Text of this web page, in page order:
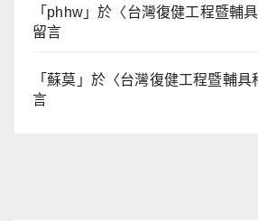
「 phhw 」於〈台灣復健工程暨輔
留言
「蘇莫 」於〈台灣復健工程暨輔具
言